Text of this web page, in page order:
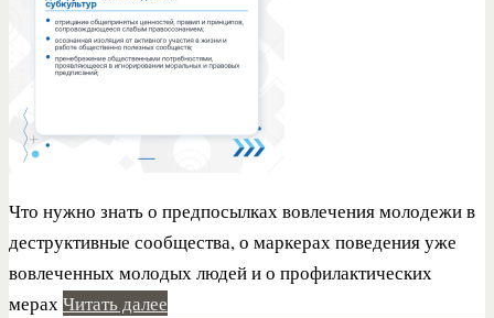
Что нужно знать о предпосылках вовлечения молодежи в
деструктивные сообщества, о маркерах поведения уже
вовлеченных молодых людей и о профилактических
мерахЧитать далее